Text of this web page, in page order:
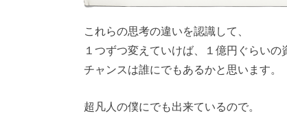
これらの思考の違いを認識して、
１つずつ変えていけば、１億円ぐらいの
チャンスは誰にでもあるかと思います。
超凡人の僕にでも出来ているので。